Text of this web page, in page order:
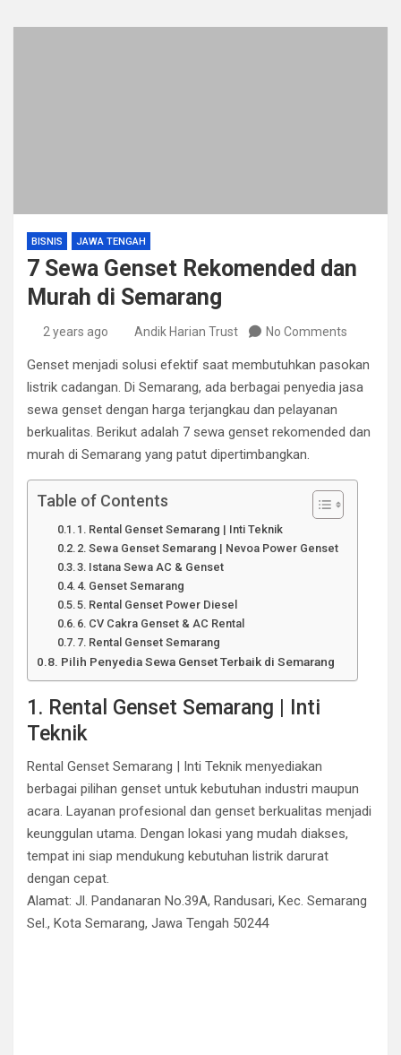
BISNIS JAWA TENGAH
7 Sewa Genset Rekomended dan
Murah di Semarang
2 years ago Andik Harian Trust No Comments
Genset menjadi solusi efektif saat membutuhkan pasokan
listrik cadangan. Di Semarang, ada berbagai penyedia jasa
sewa genset dengan harga terjangkau dan pelayanan
berkualitas. Berikut adalah 7 sewa genset rekomended dan
murah di Semarang yang patut dipertimbangkan.
Table of Contents
1. Rental Genset Semarang | Inti Teknik
2. Sewa Genset Semarang | Nevoa Power Genset
3. Istana Sewa AC & Genset
4. Genset Semarang
5. Rental Genset Power Diesel
6. CV Cakra Genset & AC Rental
7. Rental Genset Semarang
Pilih Penyedia Sewa Genset Terbaik di Semarang
1. Rental Genset Semarang | Inti
Teknik
Rental Genset Semarang | Inti Teknik menyediakan
berbagai pilihan genset untuk kebutuhan industri maupun
acara. Layanan profesional dan genset berkualitas menjadi
keunggulan utama. Dengan lokasi yang mudah diakses,
tempat ini siap mendukung kebutuhan listrik darurat
dengan cepat.
Alamat: Jl. Pandanaran No.39A, Randusari, Kec. Semarang
Sel., Kota Semarang, Jawa Tengah 50244